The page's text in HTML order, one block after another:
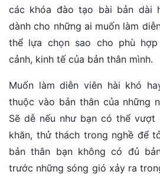
các khóa đào tạo bài bản dài
dành cho những ai muốn làm
thể lựa chọn sao cho phù
cảnh, kinh tế của bản thân mình.
Muốn làm diễn viên hài khó
thuộc vào bản thân của những
Sẽ dễ nếu như bạn có thể vượt
khăn, thử thách trong nghề để
bản thân bạn không có đủ
trước những sóng gió xảy ra